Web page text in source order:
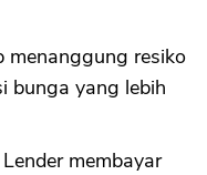
menanggung resiko
bunga yang lebih
membayar